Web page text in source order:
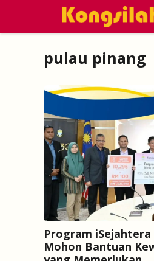
pulau pinang
Program iSejahtera
Mohon Bantuan